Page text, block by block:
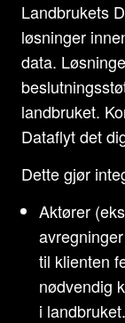
Landbrukets
løsninger
data.
landbruket.
Dataflyt det
Dette gjør
Aktører
til klienten
nødvendig
i